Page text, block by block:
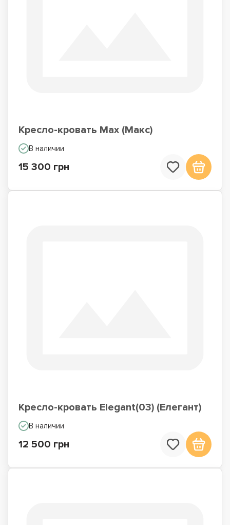
Кресло-кровать Max (Макс)
В наличии
15 300 грн
Кресло-кровать Elegant(03) (Елегант)
В наличии
12 500 грн